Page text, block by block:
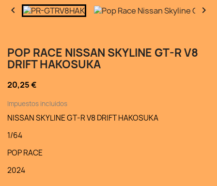
 
POP RACE NISSAN SKYLINE GT-R V8
DRIFT HAKOSUKA
20,25 €
Impuestos incluidos
NISSAN SKYLINE GT-R V8 DRIFT HAKOSUKA
1/64
POP RACE
2024